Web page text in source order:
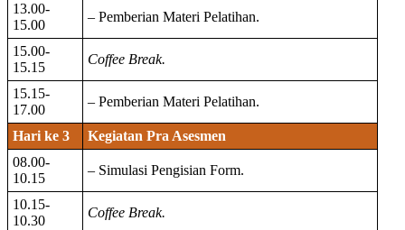
13.00-
15.00
– Pemberian Materi Pelatihan.
15.00-
15.15
Coffee Break.
15.15-
17.00
– Pemberian Materi Pelatihan.
Hari ke 3
Kegiatan Pra Asesmen
08.00-
10.15
– Simulasi Pengisian Form.
10.15-
10.30
Coffee Break.